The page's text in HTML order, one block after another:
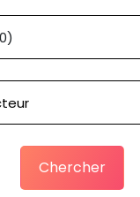
Chercher